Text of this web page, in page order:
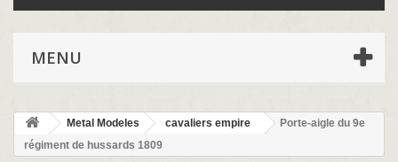
MENU
Metal Modeles cavaliers empire
Porte-aigle du 9e
régiment de hussards 1809